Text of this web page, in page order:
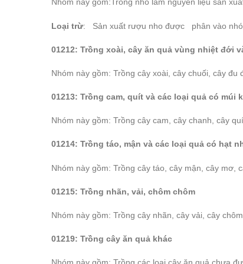
Nhóm này gồm:Trồng nho làm nguyên liệu sản
Loại trừ: Sản xuất rượu nho được phân vào
01212: Trồng xoài, cây ăn quả vùng nhiệt đới
Nhóm này gồm: Trồng cây xoài, cây chuối, cây
01213: Trồng cam, quít và các loại quả có múi
Nhóm này gồm: Trồng cây cam, cây chanh, cây
01214: Trồng táo, mận và các loại quả có hạt
Nhóm này gồm: Trồng cây táo, cây mận, cây mơ,
01215: Trồng nhãn, vải, chôm chôm
Nhóm này gồm: Trồng cây nhãn, cây vải, cây chôm
01219: Trồng cây ăn quả khác